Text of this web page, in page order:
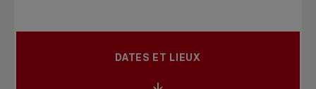
DATES ET LIEUX